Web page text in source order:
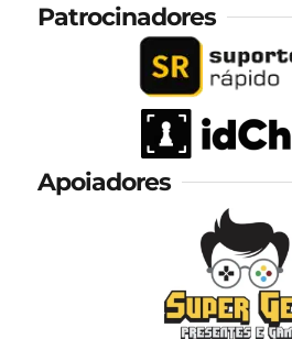
Patrocinadores
Apoiadores